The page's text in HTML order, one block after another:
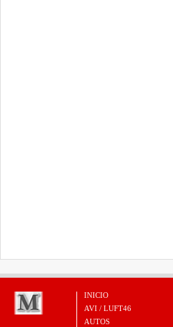
INICIO
AVI / LUFT46
AUTOS